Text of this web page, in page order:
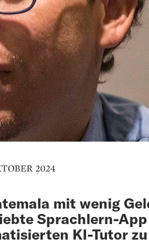
2024
mit wenig
Sprachlern-App
KI-Tutor zu